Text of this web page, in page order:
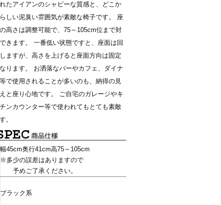
たアイアンのシャビーな質感と、どこか
しい泥臭い雰囲気が素敵な椅子です。 座
高さは調整可能で、75～105cm位まで対
きます。 一番低い状態ですと、座面は回
ますが、高さを上げると座面方向は固定
ります。 お洒落なバーやカフェ、ダイナ
で使用されることが多いのも、納得の見
と座り心地です。 ご自宅のガレージやキ
ンカウンター等で使われてもとても素敵
。
幅45cm奥行41cm高75～105cm
※多少の誤差はありますので
予めご了承ください。
ブラック系